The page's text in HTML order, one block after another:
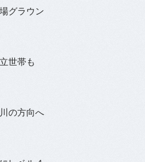
グラウン
世帯も
の方向へ